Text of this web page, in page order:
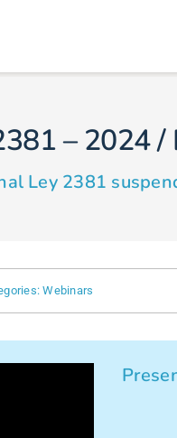
– 2024 /
Ley 2381
Webinars